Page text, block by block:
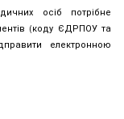
осіб потрібне
(коду ЄДРПОУ та
електронною